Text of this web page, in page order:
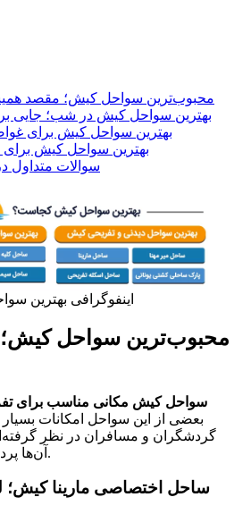
محبوب‌ترین سواحل کیش؛ مقصد
بهترین سواحل کیش در شب؛ جایی
بهترین سواحل کیش برای
بهترین سواحل کیش برای
سوالات متداول
اینفوگرافی بهترین
محبوب‌ترین سواحل
سواحل کیش مکانی مناسب برای
بعضی از این سواحل امکانات بسیار
گردشگران و مسافران در نظر
آن‌ها پرداخته‌ایم با ما همراه باشید‌.
ساحل اختصاصی مارینا